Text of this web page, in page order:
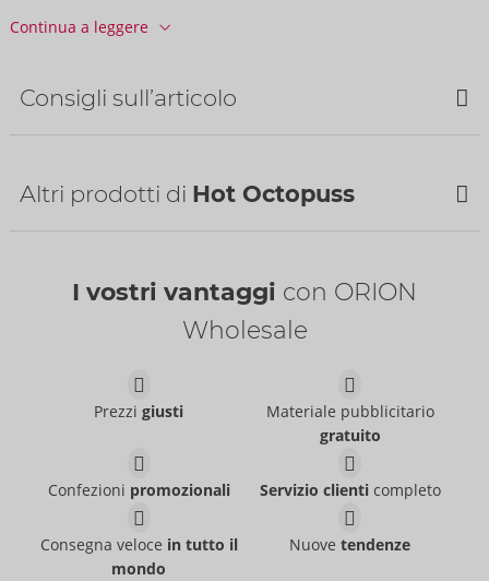
CONF. / Cartone: 8
Codice a barre: 5065018680083 (EAN-13)
Codice doganale:
Paese di origine: CN
Disponibilità
prossima consegna:
Continua a leggere
Consigli sull’articolo
Water-based
- ORION Brand
Altri prodotti di Hot Octopuss
Hot Octopuss
PI:149,00 €
Pulse Solo Essential
Hot Octopuss
54034560000
119,99 €
I vostri vantaggi con ORION
Wholesale
Prezzigiusti
Materiale pubblicitario
gratuito
Confezioni promozionali Servizio clienticompleto
Consegna veloce in tutto il
mondo
Nuovetendenze